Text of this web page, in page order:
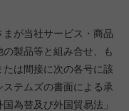
が当社サービス・商品
製品等と組み合せ、も
は間接に次の各号に該
テムズの書面による承
為替及び外国貿易法」